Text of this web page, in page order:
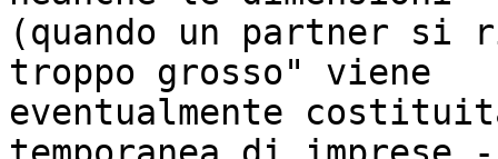
(quando un partner si
troppo grosso" viene
eventualmente